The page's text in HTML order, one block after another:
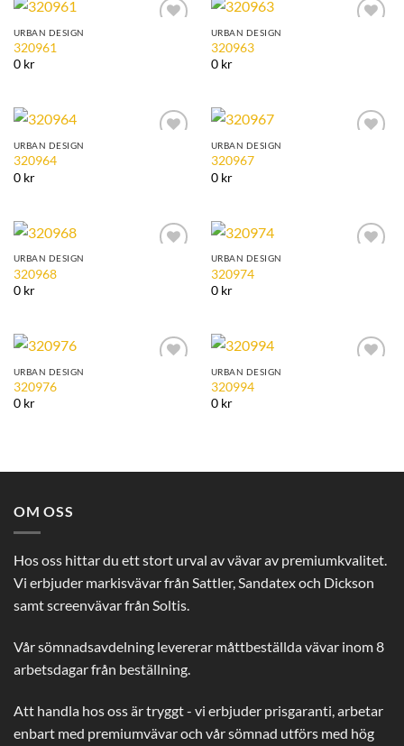
URBAN DESIGN
320961
0 kr
URBAN DESIGN
320963
0 kr
URBAN DESIGN
320964
0 kr
URBAN DESIGN
320967
0 kr
URBAN DESIGN
320968
0 kr
URBAN DESIGN
320974
0 kr
URBAN DESIGN
320976
0 kr
URBAN DESIGN
320994
0 kr
OM OSS
Hos oss hittar du ett stort urval av vävar av premiumkvalitet.
Vi erbjuder markisvävar från Sattler, Sandatex och Dickson
samt screenvävar från Soltis.
Vår sömnadsavdelning levererar måttbeställda vävar inom 8
arbetsdagar från beställning.
Att handla hos oss är tryggt - vi erbjuder prisgaranti, arbetar
enbart med premiumvävar och vår sömnad utförs med hög